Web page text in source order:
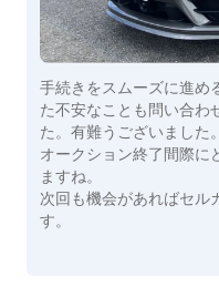
手続きをスムーズに進め
た不安なことも問い合わ
た。有難うございました。
オークション終了間際に
ますね。
次回も機会があればセル
す。